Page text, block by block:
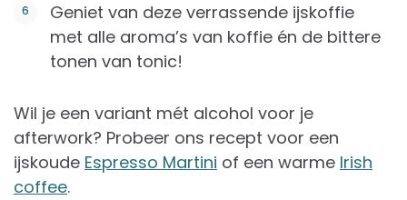
Geniet van deze verrassende ijskoffie
met alle aroma’s van koffie én de bittere
tonen van tonic!
Wil je een variant mét alcohol voor je
afterwork? Probeer ons recept voor een
ijskoude Espresso Martini of een warme Irish
coffee.